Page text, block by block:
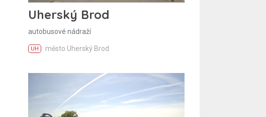
Uherský Brod
autobusové nádraží
UH město Uherský Brod